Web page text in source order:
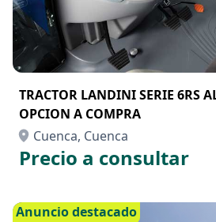
TRACTOR LANDINI SERIE 6RS
OPCION A COMPRA
Cuenca, Cuenca
Precio a consultar
Anuncio destacado